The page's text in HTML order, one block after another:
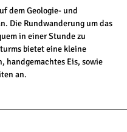
dem Geologie- und
Die Rundwanderung um das
in einer Stunde zu
bietet eine kleine
handgemachtes Eis, sowie
an.